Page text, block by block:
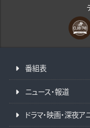
番組表
ニュース・報道
ドラマ・映画・深夜ア